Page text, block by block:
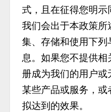
式，且在征得您明示
我们会出于本政策所
集、存储和使用下
息。如果您不提供
册成为我们的用户
某些产品或服务，
拟达到的效果。